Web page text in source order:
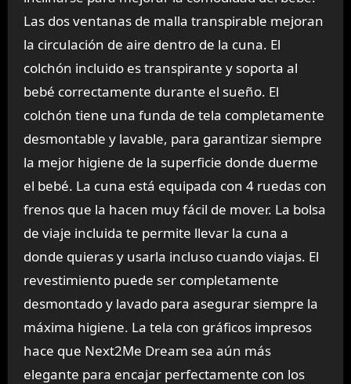
Las dos ventanas de malla transpirable mejoran
la circulación de aire dentro de la cuna. El
colchón incluido es transpirante y soporta al
bebé correctamente durante el sueño. El
colchón tiene una funda de tela completamente
desmontable y lavable, para garantizar siempre
la mejor higiene de la superficie donde duerme
el bebé. La cuna está equipada con 4 ruedas con
frenos que la hacen muy fácil de mover. La bolsa
de viaje incluida te permite llevar la cuna a
donde quieras y usarla incluso cuando viajas. El
revestimiento puede ser completamente
desmontado y lavado para asegurar siempre la
máxima higiene. La tela con gráficos impresos
hace que Next2Me Dream sea aún más
elegante para encajar perfectamente con los